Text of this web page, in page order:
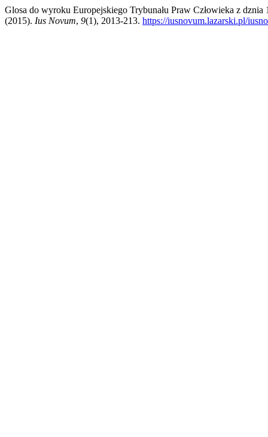
Glosa do wyroku Europejskiego Trybunału Praw Człowieka z
(2015). Ius Novum, 9(1), 2013-213. https://iusnovum.lazarski.pl/